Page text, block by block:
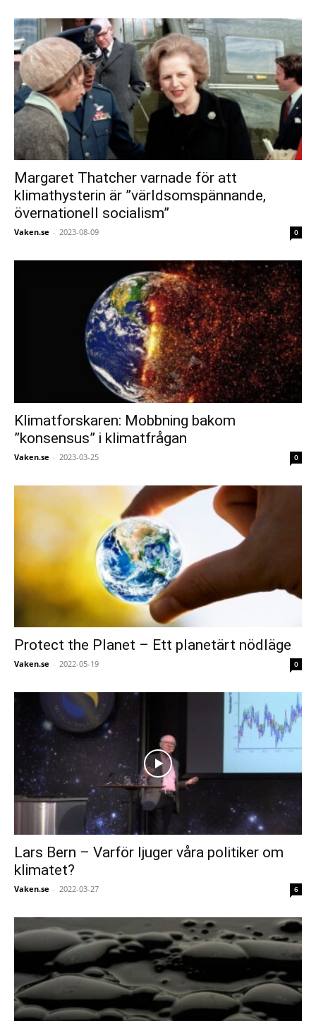
Margaret Thatcher varnade för att
klimathysterin är ”världsomspännande,
övernationell socialism”
Vaken.se - 2023-08-09 0
Klimatforskaren: Mobbning bakom
”konsensus” i klimatfrågan
Vaken.se - 2023-03-25 0
Protect the Planet – Ett planetärt nödläge
Vaken.se - 2022-05-19 0
Lars Bern – Varför ljuger våra politiker om
klimatet?
Vaken.se - 2022-03-27 6